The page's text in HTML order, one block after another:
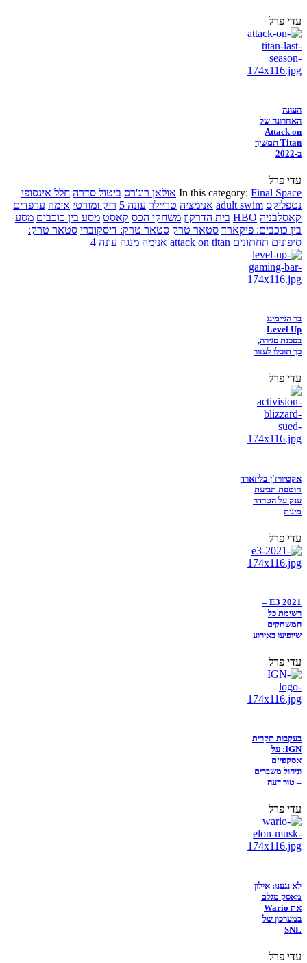
עדי פרל
העונה
האחרונה של
Attack on
Titan תמשיך
ב-2022
עדי פרל
In this category: Final Space אולאן רוג'רס ביטול סדרה חלל אינסופי
נטפליקס adult swim אנימציה טריילר עונה 5 ריק ומורטי אימה ערפדים
קאסלבניה HBO בית הדרקון משחקי הכס קאסט מסע בין כוכבים מסע
בין כוכבים: פיקארד סטאר טרק סטאר טרק: דיסקוברי סטאר טרק:
סיפונים תחתונים attack on titan אנימה מנגה עונה 4
בר הגיימינג
Level Up
בסכנת סגירה,
כך תוכלו לעזור
עדי פרל
אקטיוויז'ן-בליזארד
חוטפת תביעת
ענק על הטרדה
מינית
עדי פרל
E3 2021 –
רשימת כל
המשחקים
שיופיעו באירוע
עדי פרל
בעקבות תקרית
IGN: על
אסקפיזם
וניהול משברים
– טור דעה
עדי פרל
לא נגענו: אילון
מאסק מגלם
את Wario
במערכון של
SNL
עדי פרל